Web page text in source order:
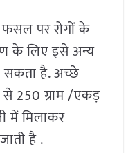
फसल पर रोगों के
के लिए इसे अन्य
सकता है. अच्छे
से 250 ग्राम /एकड़
में मिलाकर
है .